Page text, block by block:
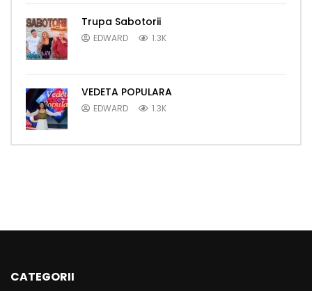
Trupa Sabotorii
EDWARD 1.3K
VEDETA POPULARA
EDWARD 1.3K
CATEGORII